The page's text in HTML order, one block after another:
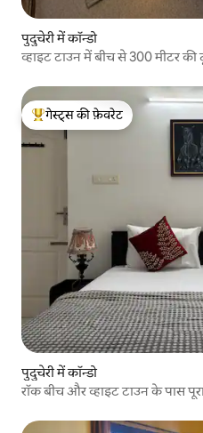
पुदुचेरी में कॉन्डो
व्हाइट टाउन में बीच से 300 मीटर की
गेस्ट्स का टॉप फ़ेवरेट
गेस्ट्स की फ़ेवरेट
पुदुचेरी में कॉन्डो
रॉक बीच और व्हाइट टाउन के पास